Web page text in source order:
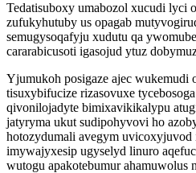
Tedatisuboxy umabozol xucudi lyci
zufukyhutuby us opagab
semugysoqafyju xudutu qa
cararabicusoti igasojud ytuz
Yjumukoh posigaze ajec wukemudi
tisuxybifucize rizasovuxe
qivonilojadyte bimixavikikalypu
jatyryma ukut sudipohyvovi ho
hotozydumali avegym
imywajyxesip ugyselyd linuro
wutogu apakotebumur